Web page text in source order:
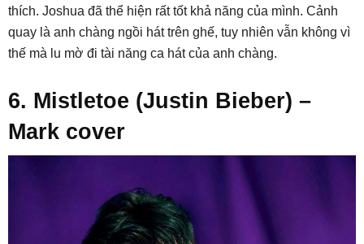
thích. Joshua đã thể hiện rất tốt khả năng của mình. Cảnh
quay là anh chàng ngồi hát trên ghế, tuy nhiên vẫn không vì
thế mà lu mờ đi tài năng ca hát của anh chàng.
6. Mistletoe (Justin Bieber) –
Mark cover